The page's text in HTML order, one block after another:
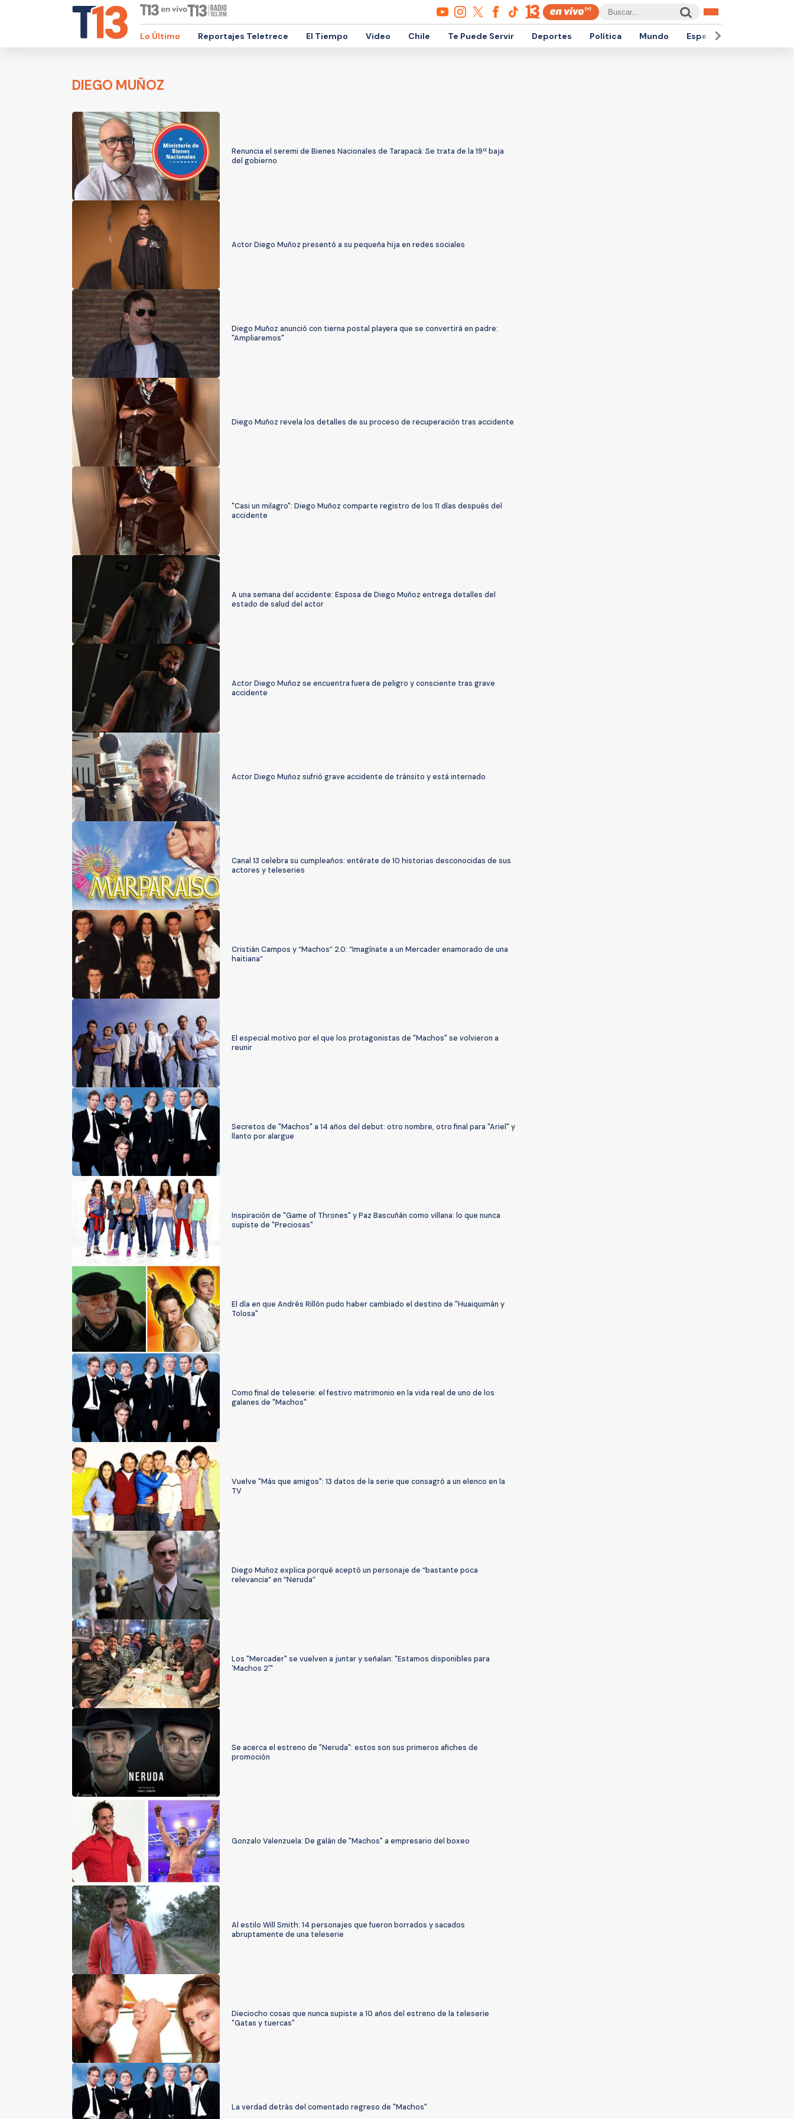
Lo Último Reportajes Teletrece El Tiempo Video Chile Te Puede Servir Deportes Política Mundo Espectáculos
DIEGO MUÑOZ
Renuncia el seremi de Bienes Nacionales de Tarapacá: Se trata de la 19ª baja
del gobierno
Actor Diego Muñoz presentó a su pequeña hija en redes sociales
Diego Muñoz anunció con tierna postal playera que se convertirá en padre:
"Ampliaremos"
Diego Muñoz revela los detalles de su proceso de recuperación tras accidente
"Casi un milagro": Diego Muñoz comparte registro de los 11 días después del
accidente
A una semana del accidente: Esposa de Diego Muñoz entrega detalles del
estado de salud del actor
Actor Diego Muñoz se encuentra fuera de peligro y consciente tras grave
accidente
Actor Diego Muñoz sufrió grave accidente de tránsito y está internado
Canal 13 celebra su cumpleaños: entérate de 10 historias desconocidas de sus
actores y teleseries
Cristián Campos y “Machos” 2.0: “Imagínate a un Mercader enamorado de una
haitiana”
El especial motivo por el que los protagonistas de "Machos" se volvieron a
reunir
Secretos de "Machos" a 14 años del debut: otro nombre, otro final para "Ariel" y
llanto por alargue
Inspiración de "Game of Thrones" y Paz Bascuñán como villana: lo que nunca
supiste de "Preciosas"
El día en que Andrés Rillón pudo haber cambiado el destino de "Huaiquimán y
Tolosa"
Como final de teleserie: el festivo matrimonio en la vida real de uno de los
galanes de "Machos"
Vuelve "Más que amigos": 13 datos de la serie que consagró a un elenco en la
TV
Diego Muñoz explica porqué aceptó un personaje de “bastante poca
relevancia” en “Neruda”
Los "Mercader" se vuelven a juntar y señalan: "Estamos disponibles para
'Machos 2'"
Se acerca el estreno de "Neruda": estos son sus primeros afiches de
promoción
Gonzalo Valenzuela: De galán de "Machos" a empresario del boxeo
Al estilo Will Smith: 14 personajes que fueron borrados y sacados
abruptamente de una teleserie
Dieciocho cosas que nunca supiste a 10 años del estreno de la teleserie
"Gatas y tuercas"
La verdad detrás del comentado regreso de "Machos"